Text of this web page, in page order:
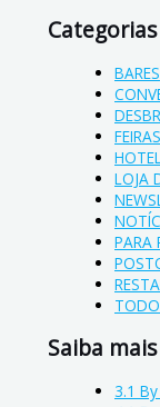
Categorias
BARES
FEIRAS
LOJA
PARA
Saiba mais
3.1